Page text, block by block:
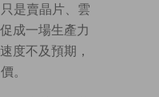
是賣晶片、雲
成一場生產力
度不及預期，
。